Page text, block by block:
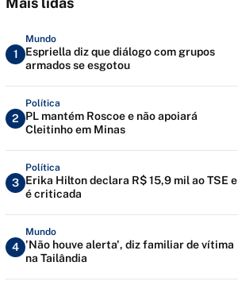
1
Mundo
Espriella diz que diálogo com grupos
armados se esgotou
2
Política
PL mantém Roscoe e não apoiará
Cleitinho em Minas
3
Política
Erika Hilton declara R$ 15,9 mil ao TSE e
é criticada
4
Mundo
'Não houve alerta', diz familiar de vítima
na Tailândia